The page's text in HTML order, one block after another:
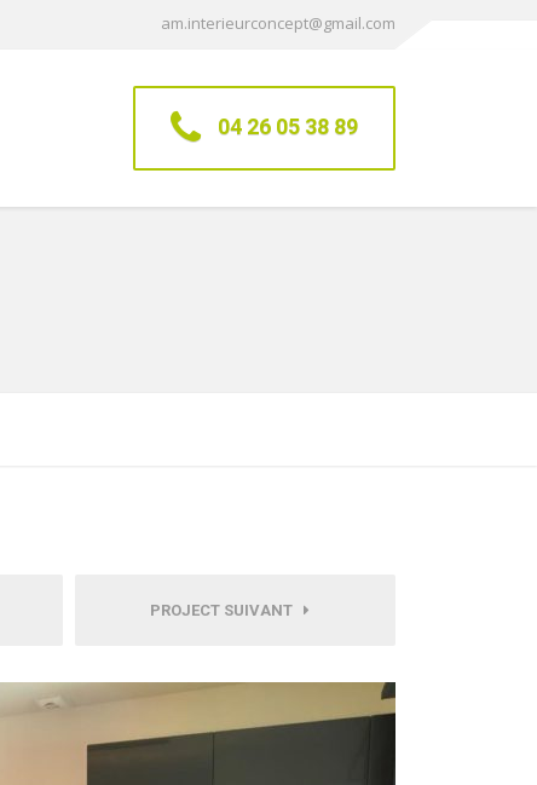
am.interieurconcept@gmail.com
04 26 05 38 89
PROJECT SUIVANT